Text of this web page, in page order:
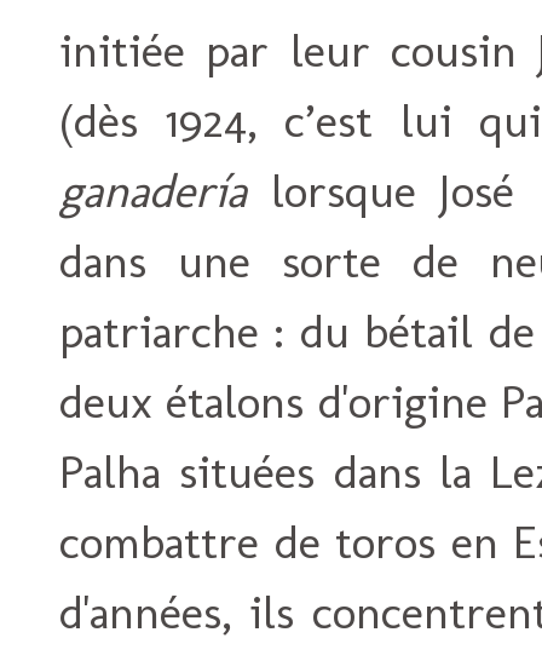
initiée par leur cousin
(dès 1924, c’est lui
ganaderíalorsque José
dans une sorte de
patriarche : du bétail
deux étalons d'origine
Palha situées dans la
combattre de toros en
d'années, ils